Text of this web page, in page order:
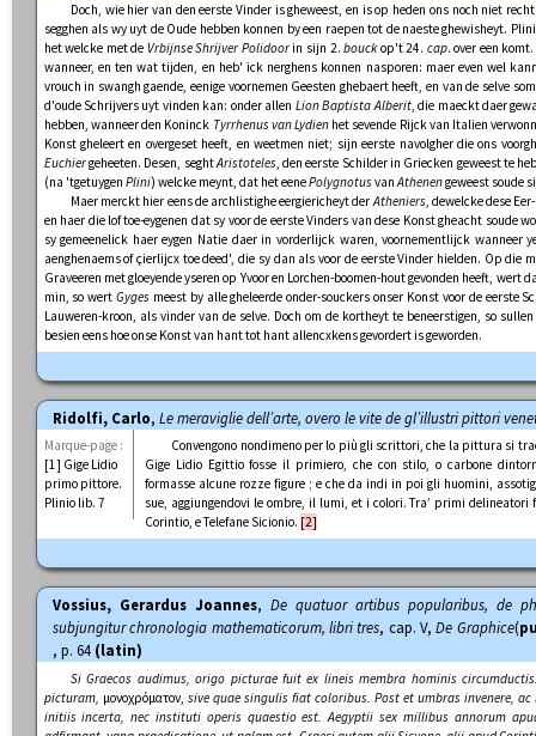
Doch, wie hier van den eerste Vinder is gheweest, en is op heden ons noch niet
segghen als wy uyt de Oude hebben konnen by een raepen tot de naeste ghewisheyt.
het welcke met de Vrbijnse Shrijver Polidoorin sijn 2.bouckop't 24. cap. over een
wanneer, en ten wat tijden, en heb' ick nerghens konnen nasporen: maer even wel
vrouch in swangh gaende, eenige voornemen Geesten ghebaert heeft, en van de selve
d'oude Schrijvers uyt vinden kan: onder allen Lion Baptista Alberit, die maeckt daer
hebben, wanneer den Koninck Tyrrhenus van Lydienhet sevende Rijck van Italien
Konst gheleert en overgeset heeft, en weetmen niet; sijn eerste navolgher die ons
Euchiergeheeten. Desen, seghtAristoteles, den eerste Schilder in Griecken geweest te
(na 'tgetuygen Plini) welcke meynt, dat het eenePolygnotus vanAthenengeweest soude
Maer merckt hier eens de archlistighe eergiericheyt derAtheniers, dewelcke dese
en haer die lof toe-eygenen dat sy voor de eerste Vinders van dese Konst gheacht
sy gemeenelick haer eygen Natie daer in vorderlijck waren, voornementlijck wanneer
aenghenaems of çierlijcx toe deed', die sy dan als voor de eerste Vinder hielden. Op die
Graveeren met gloeyende yseren op Yvoor en Lorchen-boomen-hout gevonden heeft, wert
min, so wertGyges meest by alle gheleerde onder-souckers onser Konst voor de eerste
Lauweren-kroon, als vinder van de selve. Doch om de kortheyt te beneerstigen, so
besien eens hoe onse Konst van hant tot hant allencxkens gevordert is geworden.
Ridolfi, Carlo, Le meraviglie dell’arte, overo le vite de gl’illustri pittori
Marque-page :
[1] Gige Lidio
primo pittore.
Plinio lib. 7
Convengono nondimeno per lo più gli scrittori, che la pittura si
Gige Lidio Egittio fosse il primiero, che con stilo, o carbone
formasse alcune rozze figure ; e che da indi in poi gli huomini,
sue, aggiungendovi le ombre, il lumi, et i colori. Tra’ primi delineatori
Corintio, e Telefane Sicionio. [2]
Vossius, Gerardus Joannes, De quatuor artibus popularibus, de
subjungitur chronologia mathematicorum, libri tres, cap. V,De Graphice(
, p. 64 (latin)
Si Graecos audimus, origo picturae fuit ex lineis membra hominis
picturam, μονοχρόματον, sive quae singulis fiat coloribus. Post et umbras invenere, ac
initiis incerta, nec instituti operis quaestio est.Aegyptii sex millibus annorum